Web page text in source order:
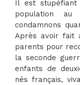
Il est
population
condamnons
Après avoir fait
parents pour
la seconde
enfants de
nés français,